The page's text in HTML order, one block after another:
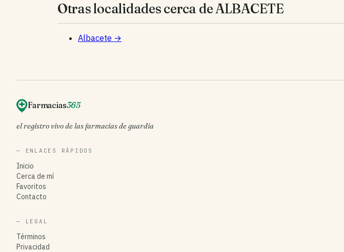
Otras localidades cerca de ALBACETE
Albacete →
Farmacias365
el registro vivo de las farmacias de guardia
— ENLACES RÁPIDOS
Inicio
Cerca de mí
Favoritos
Contacto
— LEGAL
Términos
Privacidad